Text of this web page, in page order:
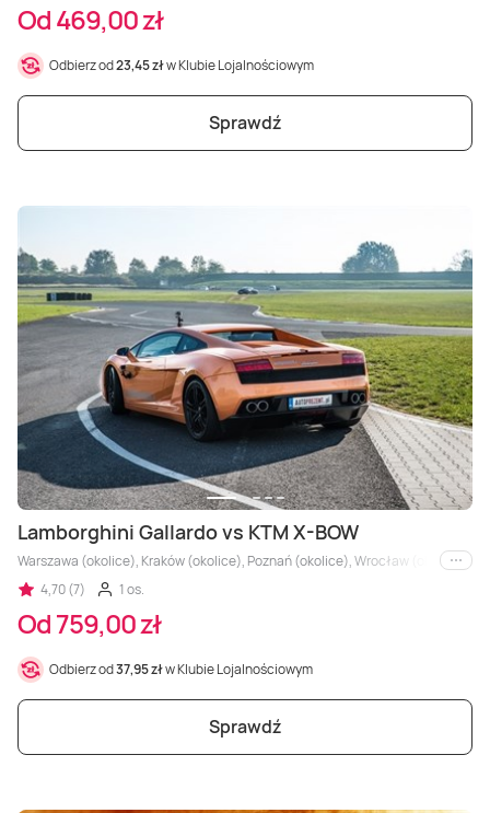
Od 469,00 zł
Odbierz od23,45 złw Klubie Lojalnościowym
Sprawdź
Lamborghini Gallardo vs KTM X-BOW
Warszawa (okolice), Kraków (okolice), Poznań (okolice), Wrocław (okolice),i inne
4,70 (7)
1 os.
Od 759,00 zł
Odbierz od37,95 złw Klubie Lojalnościowym
Sprawdź